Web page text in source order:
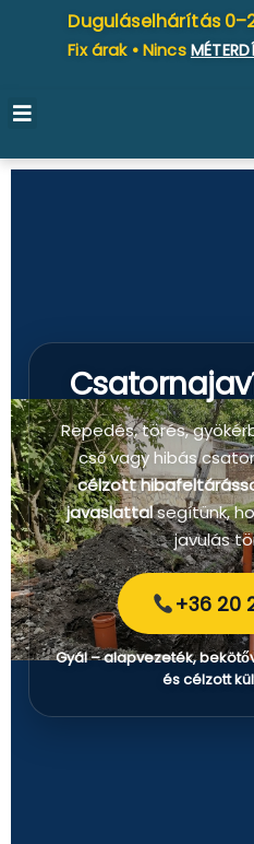
Duguláselhárítás
Fix árak • Nincs
Repedés, törés,
cső vagy hibás
célzott
javaslattalsegítünk,
javulás
+36 20
Gyál – alapvezeték,
és célzott